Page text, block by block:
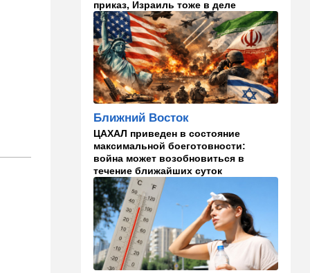
жару, а что является мифом.
Разбираемся
12:52 Израиль
США суют Израилю палки в
колеса после гибели
военных в Ливане
12:46 Спорт
Иранский режим получил
удар по самолюбию -
публично, от женщин, из
Австралии
11:49 Общество
11 лет в бегах: в Бен-
Гурионе арестован педофил,
орудовавший в Хайфе,
Крайот и Кирьят-Шмоне
приказ, Израиль тоже в деле
Ближний Восток
ЦАХАЛ приведен в состояние
максимальной боеготовности:
война может возобновиться в
течение ближайших суток